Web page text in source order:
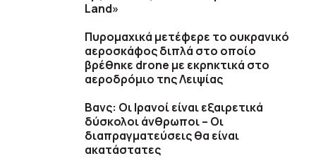
Land»
Πυρομαχικά μετέφερε το ουκρανικό
αεροσκάφος διπλά στο οποίο
βρέθηκε drone με εκρηκτικά στο
αεροδρόμιο της Λειψίας
Βανς: Οι Ιρανοί είναι εξαιρετικά
δύσκολοι άνθρωποι – Οι
διαπραγματεύσεις θα είναι
ακατάστατες